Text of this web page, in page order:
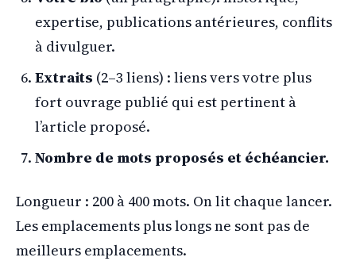
expertise, publications antérieures, conflits
à divulguer.
Extraits (2–3 liens) : liens vers votre plus
fort ouvrage publié qui est pertinent à
l’article proposé.
Nombre de mots proposés et échéancier.
Longueur : 200 à 400 mots. On lit chaque lancer.
Les emplacements plus longs ne sont pas de
meilleurs emplacements.